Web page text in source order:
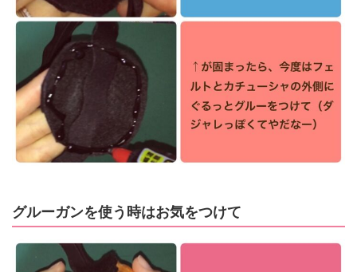
グルーガンを使う時はお気をつけて